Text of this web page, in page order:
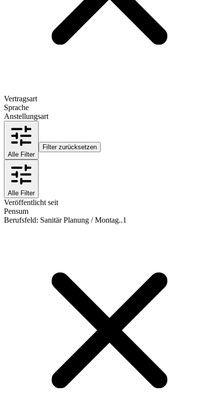
Vertragsart
Sprache
Anstellungsart
Alle Filter
Filter zurücksetzen
Alle Filter
Veröffentlicht seit
Pensum
Berufsfeld: Sanitär Planung / Montag..1